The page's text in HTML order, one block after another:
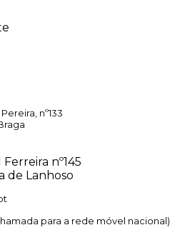
nº133
nº145
de Lanhoso
para a rede móvel nacional)